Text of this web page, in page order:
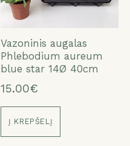
Vazoninis augalas
Phlebodium aureum
blue star 14Ø 40cm
15.00€
Į KREPŠELĮ